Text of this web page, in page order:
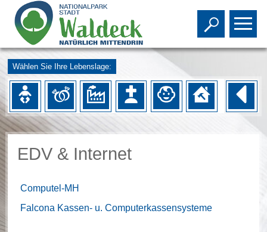
Toggle
Wählen Sie Ihre Lebenslage:
EDV & Internet
Computel-MH
Falcona Kassen- u. Computerkassensysteme